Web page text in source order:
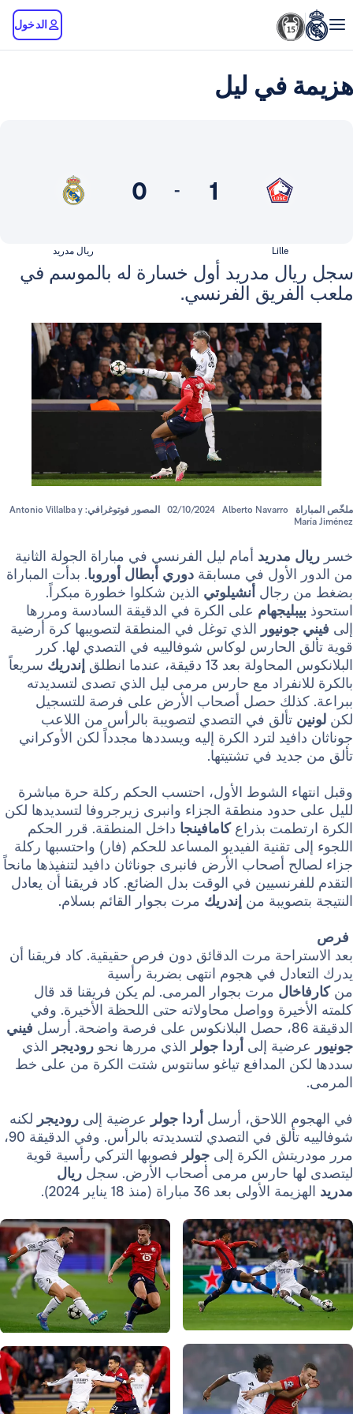
في ليل
1
مدريد أول خسارة له بالموسم في
الفرنسي.
02/10/2024 Alberto Navarro
المصور فوتوغرافي: Antonio Villalba y
مدريد أمام ليل الفرنسي في مباراة الجولة الثانية
في مسابقة دوري أبطال أوروبا. بدأت المباراة
أنشيلوتي الذين شكلوا خطورة مبكراً.
على الكرة في الدقيقة السادسة ومررها
الذي توغل في المنطقة لتصويبها كرة أرضية
الحارس لوكاس شوفالييه في التصدي لها. كرر
13 دقيقة، عندما انطلق
إندريكسريعاً
مع حارس مرمى ليل الذي تصدى لتسديدته
حصل أصحاب الأرض على فرصة للتسجيل
تألق في التصدي لتصويبة بالرأس من اللاعب
لترد الكرة إليه ويسددها مجدداً لكن الأوكراني
في تشتيتها.
الشوط الأول، احتسب الحكم ركلة حرة مباشرة
منطقة الجزاء وانبرى زيرجروفا لتسديدها لكن
بذراعكامافينجاداخل المنطقة. قرر الحكم
تقنية الفيديو المساعد للحكم (فار) واحتسبها ركلة
أصحاب الأرض فانبرى جوناثان دافيد لتنفيذها مانحاً
في الوقت بدل الضائع. كاد فريقنا أن يعادل
منإندريكمرت بجوار القائم بسلام.
مرت الدقائق دون فرص حقيقية. كاد فريقنا أن
في هجوم انتهى بضربة رأسية
مرت بجوار المرمى. لم يكن فريقنا قد قال
وواصل محاولاته حتى اللحظة الأخيرة. وفي
فيني
إلىأردا جولر الذي مررها نحوروديجرالذي
المدافع تياغو سانتوس شتت الكرة من على خط
اللاحق، أرسلأردا جولر عرضية إلىروديجرلكنه
شوفالييه تألق في التصدي لتسديدته بالرأس. وفي الدقيقة 90،
الكرة إلى جولرفصوبها التركي رأسية قوية
حارس مرمى أصحاب الأرض. سجلريال
بعد 36 مباراة (منذ 18 يناير 2024).
صورة: Real Madrid